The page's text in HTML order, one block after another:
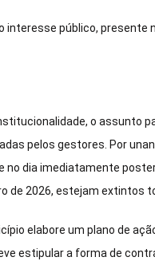
interesse público,
o assunto
pelos gestores. Por
no dia imediatamente
de 2026, estejam extintos
elabore um plano de
estipular a forma de